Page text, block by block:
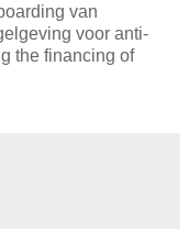
van
voor anti-
the financing of